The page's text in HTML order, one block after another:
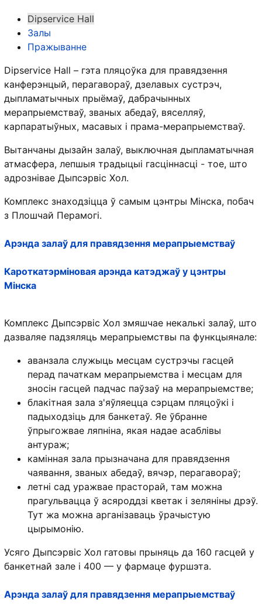
Dipservice Hall
Залы
Пражыванне
Dipservice Hall – гэта пляцоўка для правядзення
канферэнцый, перагавораў, дзелавых сустрэч,
дыпламатычных прыёмаў, дабрачынных
мерапрыемстваў, званых абедаў, вяселляў,
карпаратыўных, масавых і прама-мерапрыемстваў.
Вытанчаны дызайн залаў, выключная дыпламатычная
атмасфера, лепшыя традыцыі гасціннасці - тое, што
адрознівае Дыпсэрвіс Хол.
Комплекс знаходзіцца ў самым цэнтры Мінска, побач
з Плошчай Перамогі.
Арэнда залаў для правядзення мерапрыемстваў
Кароткатэрміновая арэнда катэджаў у цэнтры
Мінска
Комплекс Дыпсэрвіс Хол змяшчае некалькі залаў, што
дазваляе падзяляць мерапрыемствы па функцыянале:
аванзала служыць месцам сустрэчы гасцей
перад пачаткам мерапрыемства і месцам для
зносін гасцей падчас паўзаў на мерапрыемстве;
блакітная зала з'яўляецца сэрцам пляцоўкі і
падыходзіць для банкетаў. Яе ўбранне
ўпрыгожвае ляпніна, якая надае асаблівы
антураж;
камінная зала прызначана для правядзення
чаявання, званых абедаў, вячэр, перагавораў;
летні сад уражвае прасторай, там можна
прагульвацца ў асяроддзі кветак і зеляніны дрэў.
Тут жа можна арганізаваць ўрачыстую
цырымонію.
Усяго Дыпсэрвіс Хол гатовы прыняць да 160 гасцей у
банкетнай зале і 400 — у фармаце фуршэта.
Арэнда залаў для правядзення мерапрыемстваў